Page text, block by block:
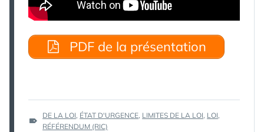
PDF de la présentation
ÉTIQUETTES :
DE LA LOI, ÉTAT D'URGENCE, LIMITES DE LA LOI, LOI,
RÉFÉRENDUM (RIC)